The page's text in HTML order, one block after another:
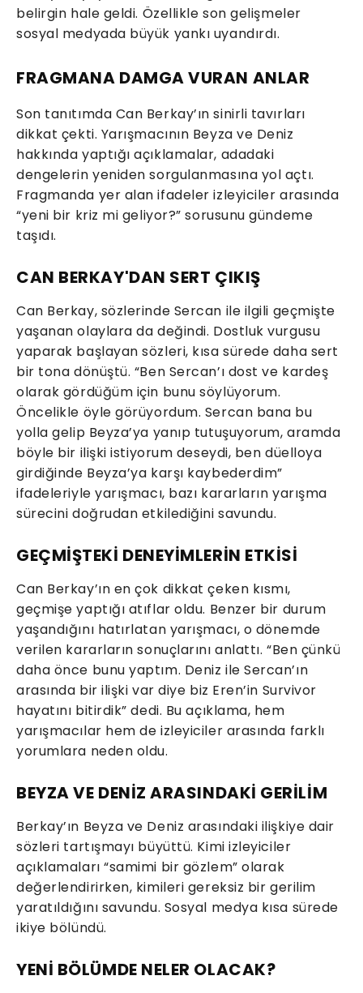
belirgin hale geldi. Özellikle son gelişmeler
sosyal medyada büyük yankı uyandırdı.
FRAGMANA DAMGA VURAN ANLAR
Son tanıtımda Can Berkay’ın sinirli tavırları
dikkat çekti. Yarışmacının Beyza ve Deniz
hakkında yaptığı açıklamalar, adadaki
dengelerin yeniden sorgulanmasına yol açtı.
Fragmanda yer alan ifadeler izleyiciler arasında
“yeni bir kriz mi geliyor?” sorusunu gündeme
taşıdı.
CAN BERKAY'DAN SERT ÇIKIŞ
Can Berkay, sözlerinde Sercan ile ilgili geçmişte
yaşanan olaylara da değindi. Dostluk vurgusu
yaparak başlayan sözleri, kısa sürede daha sert
bir tona dönüştü. “Ben Sercan’ı dost ve kardeş
olarak gördüğüm için bunu söylüyorum.
Öncelikle öyle görüyordum. Sercan bana bu
yolla gelip Beyza’ya yanıp tutuşuyorum, aramda
böyle bir ilişki istiyorum deseydi, ben düelloya
girdiğinde Beyza’ya karşı kaybederdim”
ifadeleriyle yarışmacı, bazı kararların yarışma
sürecini doğrudan etkilediğini savundu.
GEÇMİŞTEKİ DENEYİMLERİN ETKİSİ
Can Berkay’ın en çok dikkat çeken kısmı,
geçmişe yaptığı atıflar oldu. Benzer bir durum
yaşandığını hatırlatan yarışmacı, o dönemde
verilen kararların sonuçlarını anlattı. “Ben çünkü
daha önce bunu yaptım. Deniz ile Sercan’ın
arasında bir ilişki var diye biz Eren’in Survivor
hayatını bitirdik” dedi. Bu açıklama, hem
yarışmacılar hem de izleyiciler arasında farklı
yorumlara neden oldu.
BEYZA VE DENİZ ARASINDAKİ GERİLİM
Berkay’ın Beyza ve Deniz arasındaki ilişkiye dair
sözleri tartışmayı büyüttü. Kimi izleyiciler
açıklamaları “samimi bir gözlem” olarak
değerlendirirken, kimileri gereksiz bir gerilim
yaratıldığını savundu. Sosyal medya kısa sürede
ikiye bölündü.
YENİ BÖLÜMDE NELER OLACAK?